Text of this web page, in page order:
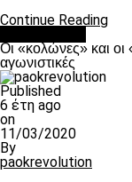
Continue Reading
Οι «κολώνες» και
αγωνιστικές
Published
6 έτη ago
on
11/03/2020
By
paokrevolution